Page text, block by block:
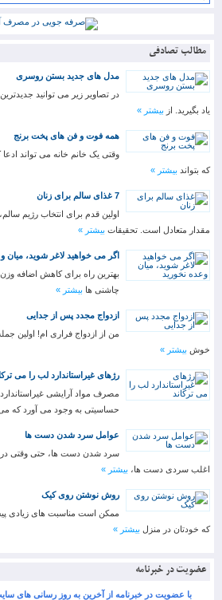
مطالب تصادفی
مدل های جدید بستن روسری
در تصاویر زیر می توانید
یاد بگیرید. از بیشتر »
همه فوت و فن های پخت برنج
وقتی یک خانم خانه می تواند
که بتواند بیشتر »
7 غذای سالم برای زنان
اولین قدم برای انتخاب رژیم
مقدار متعادل است. تحقیقات بیشتر »
اگر می خواهید لاغر شوید، میان
بهترین راه برای کاهش اضافه
چاشنی ها بیشتر »
ازدواج مجدد پس از جدایی
من از ازدواج فراری ام! اولین
خوش بیشتر »
رژهای غیراستاندارد لب را می
مصرف مواد آرایشی
حساسیتی به وجود می آورد که
عوامل سرد شدن دست ها
سرد شدن دست ها، حتی وقتی
اغلب سردی دست ها، بیشتر »
روش نوشتن روی کیک
ممکن است مناسبت های زیادی
که خودتان در منزل بیشتر »
عضویت در خبرنامه
با عضویت در خبرنامه از آخرین به روز رسانی های